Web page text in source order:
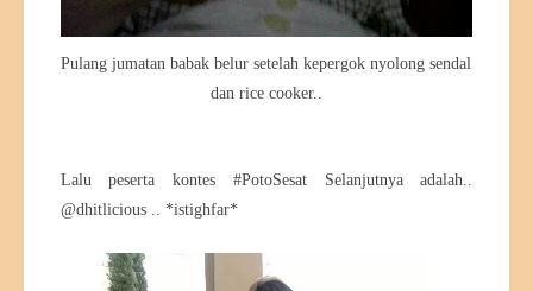
Pulang jumatan babak belur setelah kepergok nyolong sendal
dan rice cooker..
Lalu peserta kontes #PotoSesat Selanjutnya adalah..
@dhitlicious .. *istighfar*